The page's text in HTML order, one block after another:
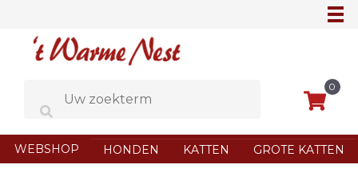
0
WEBSHOP HONDEN KATTEN GROTE KATTEN